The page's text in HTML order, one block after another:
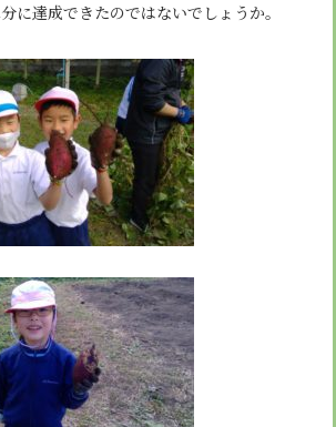
に達成できたのではないでしょうか。